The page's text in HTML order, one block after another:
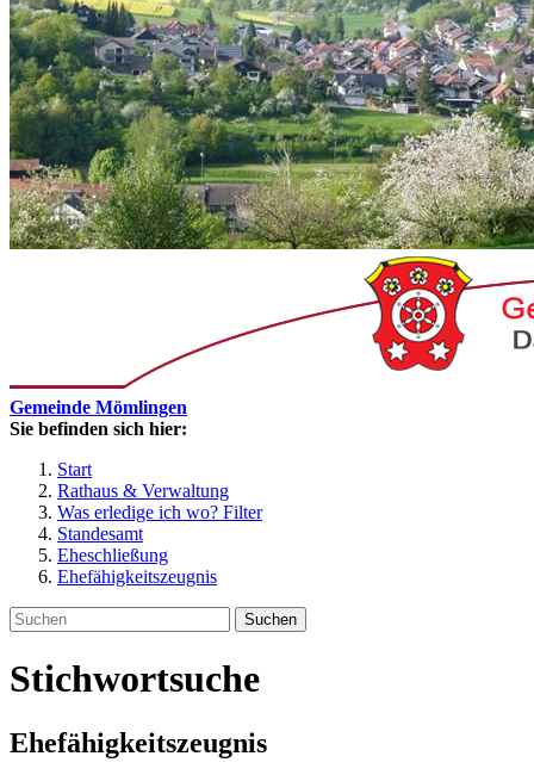
Gemeinde Mömlingen
Sie befinden sich hier:
Start
Rathaus & Verwaltung
Was erledige ich wo? Filter
Standesamt
Eheschließung
Ehefähigkeitszeugnis
Suchen
Stichwortsuche
Ehefähigkeitszeugnis